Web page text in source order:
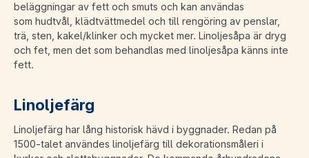
beläggningar av fett och smuts och kan användas
som hudtvål, klädtvättmedel och till rengöring av penslar,
trä, sten, kakel/klinker och mycket mer. Linoljesåpa är dryg
och fet, men det som behandlas med linoljesåpa känns inte
fett.
Linoljefärg
Linoljefärg har lång historisk hävd i byggnader. Redan på
1500-talet användes linoljefärg till dekorationsmåleri i